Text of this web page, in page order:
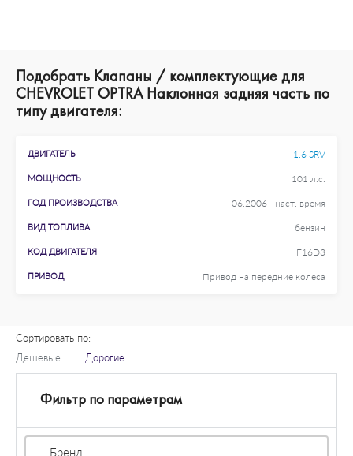
Подобрать Клапаны / комплектующие для
CHEVROLET OPTRA Наклонная задняя часть по
типу двигателя:
ДВИГАТЕЛЬ 1.6 SRV
МОЩНОСТЬ 101 л.с.
ГОД ПРОИЗВОДСТВА 06.2006 - наст. время
ВИД ТОПЛИВА бензин
КОД ДВИГАТЕЛЯ F16D3
ПРИВОД Привод на передние колеса
Сортировать по:
Дешевые
Дорогие
Фильтр по параметрам
Бренд